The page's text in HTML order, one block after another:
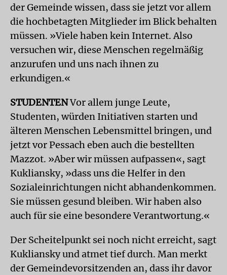
der Gemeinde wissen, dass sie jetzt vor allem
die hochbetagten Mitglieder im Blick behalten
müssen. »Viele haben kein Internet. Also
versuchen wir, diese Menschen regelmäßig
anzurufen und uns nach ihnen zu
erkundigen.«
STUDENTENVor allem junge Leute,
Studenten, würden Initiativen starten und
älteren Menschen Lebensmittel bringen, und
jetzt vor Pessach eben auch die bestellten
Mazzot. »Aber wir müssen aufpassen«, sagt
Kukliansky, »dass uns die Helfer in den
Sozialeinrichtungen nicht abhandenkommen.
Sie müssen gesund bleiben. Wir haben also
auch für sie eine besondere Verantwortung.«
Der Scheitelpunkt sei noch nicht erreicht, sagt
Kukliansky und atmet tief durch. Man merkt
der Gemeindevorsitzenden an, dass ihr davor